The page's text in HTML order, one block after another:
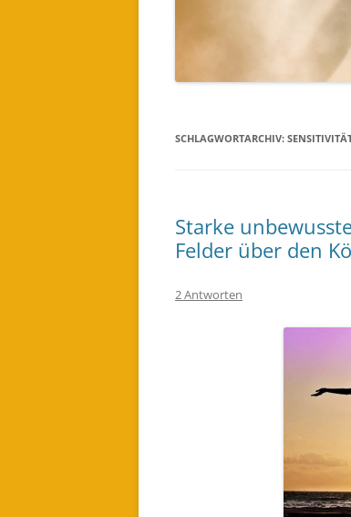
SCHLAGWORTARCHIV:
Starke
Felder über den
2 Antworten